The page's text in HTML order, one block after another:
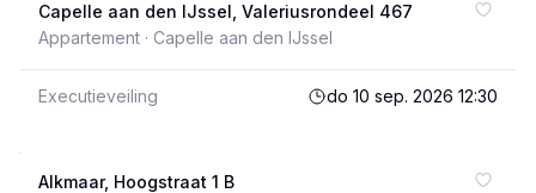
Capelle aan den IJssel, Valeriusrondeel 467
Appartement · Capelle aan den IJssel
Executieveiling do 10 sep. 2026 12:30
Alkmaar, Hoogstraat 1 B